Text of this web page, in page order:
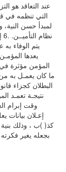
عند التعاقد هو
التي تنظمه في
لمبدأ حسن النية،
يتم الوفاء
يعدها
المؤمن مؤثرة في
البطلان كجزاء
نتيجـة تعمـد
وقت إبرام
إعـلان بيانات
كذ( )ب ، وذلك
بجعله يغير